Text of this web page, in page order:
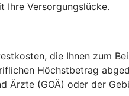
Ihre Versorgungslücke.
die Ihnen zum
Höchstbetrag
(GOÄ) oder der